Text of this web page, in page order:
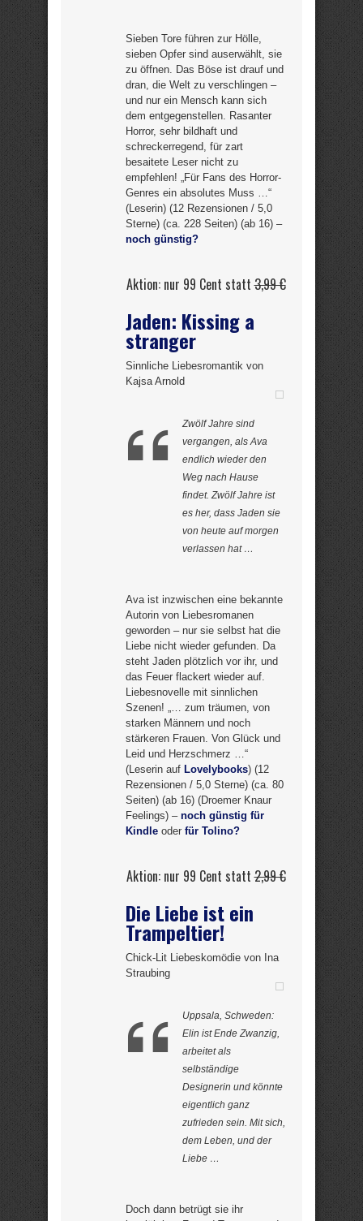
Sieben Tore führen zur Hölle,
sieben Opfer sind auserwählt, sie
zu öffnen. Das Böse ist drauf und
dran, die Welt zu verschlingen –
und nur ein Mensch kann sich
dem entgegenstellen. Rasanter
Horror, sehr bildhaft und
schreckerregend, für zart
besaitete Leser nicht zu
empfehlen! „Für Fans des Horror-
Genres ein absolutes Muss …“
(Leserin) (12 Rezensionen / 5,0
Sterne) (ca. 228 Seiten) (ab 16) –
noch günstig?
Aktion: nur 99 Cent statt3,99 €
Jaden: Kissing a
stranger
Sinnliche Liebesromantik von
Kajsa Arnold
Zwölf Jahre sind
vergangen, als Ava
endlich wieder den
Weg nach Hause
findet. Zwölf Jahre ist
es her, dass Jaden sie
von heute auf morgen
verlassen hat …
Ava ist inzwischen eine bekannte
Autorin von Liebesromanen
geworden – nur sie selbst hat die
Liebe nicht wieder gefunden. Da
steht Jaden plötzlich vor ihr, und
das Feuer flackert wieder auf.
Liebesnovelle mit sinnlichen
Szenen! „… zum träumen, von
starken Männern und noch
stärkeren Frauen. Von Glück und
Leid und Herzschmerz …“
(Leserin auf Lovelybooks) (12
Rezensionen / 5,0 Sterne) (ca. 80
Seiten) (ab 16) (Droemer Knaur
Feelings) – noch günstig für
Kindle oder für Tolino?
Aktion: nur 99 Cent statt2,99 €
Die Liebe ist ein
Trampeltier!
Chick-Lit Liebeskomödie von Ina
Straubing
Uppsala, Schweden:
Elin ist Ende Zwanzig,
arbeitet als
selbständige
Designerin und könnte
eigentlich ganz
zufrieden sein. Mit sich,
dem Leben, und der
Liebe …
Doch dann betrügt sie ihr